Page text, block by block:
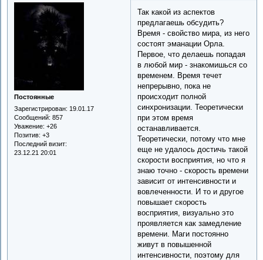
Постоянные
Зарегистрирован: 19.01.17
Сообщений: 857
Уважение: +26
Позитив: +3
Последний визит:
23.12.21 20:01
Так какой из аспектов
предлагаешь обсудить?
Время - свойство мира, из него
состоят эманации Орла.
Первое, что делаешь попадая
в любой мир - знакомишься со
временем. Время течет
непрерывно, пока не
происходит полной
синхронизации. Теоретически
при этом время
останавливается.
Теоретически, потому что мне
еще не удалось достичь такой
скорости восприятия, но что я
знаю точно - скорость времени
зависит от интенсивности и
вовлеченности. И то и другое
повышает скорость
восприятия, визуально это
проявляется как замедление
времени. Маги постоянно
живут в повышенной
интенсивности, поэтому для